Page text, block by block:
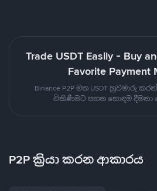
Trade USDT Easily - Buy
Favorite Payment
Binance P2P මත USDT හුවමාරු
විකිණීමට පහත හොඳම දීමනා
P2P ක්‍රියා කරන ආකාරය